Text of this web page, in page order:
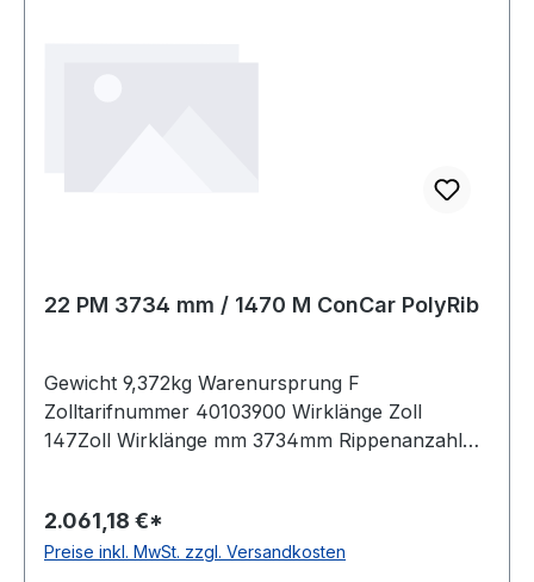
22 PM 3734 mm / 1470 M ConCar PolyRib
Gewicht 9,372kg Warenursprung F
Zolltarifnummer 40103900 Wirklänge Zoll
147Zoll Wirklänge mm 3734mm Rippenanzahl
Zugstrang Polyester Rippenabstand 9,4mm
Höhe 12,0mm
2.061,18 €*
Preise inkl. MwSt. zzgl. Versandkosten